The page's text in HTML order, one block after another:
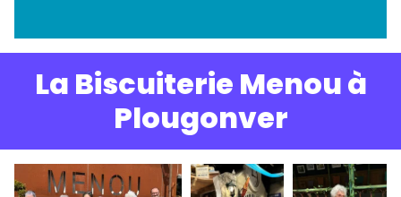
La Biscuiterie Menou à
Plougonver